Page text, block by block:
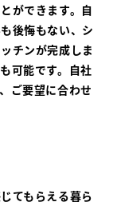
ができます。自
後悔もない、シ
チンが完成しま
可能です。自社
ご要望に合わせ
てもらえる暮ら